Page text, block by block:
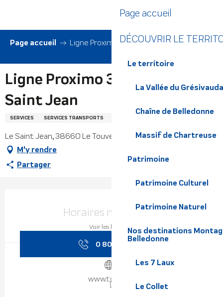
contenu
principal
Page accueil
DÉCOUVRIR LE
Le territoire
La Vallée du
Chaîne de Belledonne
Massif de Chartreuse
Patrimoine
Patrimoine Culturel
Patrimoine Naturel
Nos destinations
Belledonne
Les 7 Laux
Le Collet
Page accueil Ligne Proximo 35 Arrêt Le Saint Jean
Ligne Proximo 35 Arrêt Le
Saint Jean
SERVICES SERVICES TRANSPORTS
Le Saint Jean, 38660 Le Touvet
M'y rendre
Partager
Ouverture et coordonnées
Horaires non définis
Voir les horaires
0 800 941 1▒▒
www.tougo.fr